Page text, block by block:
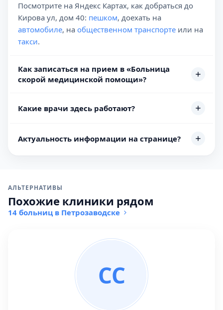
Посмотрите на Яндекс Картах, как добраться до
Кирова ул, дом 40: пешком, доехать на
автомобиле, на общественном транспорте или на
такси.
Как записаться на прием в «Больница
скорой медицинской помощи»?
Какие врачи здесь работают?
Актуальность информации на странице?
АЛЬТЕРНАТИВЫ
Похожие клиники рядом
14 больниц в Петрозаводске
СС